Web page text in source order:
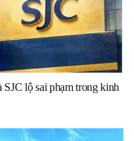
lộ sai phạm trong kinh